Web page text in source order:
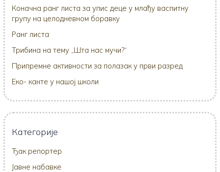
Коначна ранг листа за упис деце у млађу васпитну
групу на целодневном боравку
Ранг листа
Трибина на тему „Шта нас мучи?“
Припремне активности за полазак у први разред
Еко- канте у нашој школи
Категорије
Ђак репортер
Јавне набавке